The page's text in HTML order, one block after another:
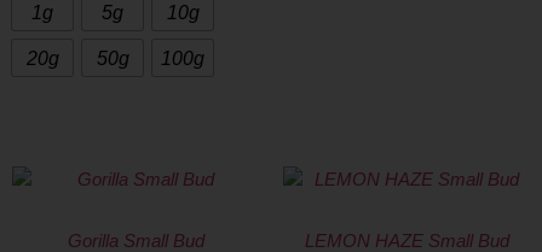
1g 5g 10g
20g 50g 100g
Gorilla Small Bud LEMON HAZE Small Bud